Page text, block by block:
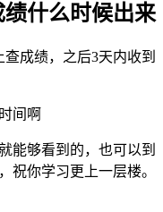
什么时候出来
成绩，之后3天内收到
间啊
能够看到的，也可以到
祝你学习更上一层楼。